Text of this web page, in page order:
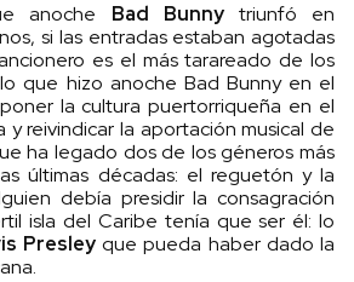
anoche Bad Bunnytriunfó en
si las entradas estaban agotadas
es el más tarareado de los
que hizo anoche Bad Bunny en el
la cultura puertorriqueña en el
y reivindicar la aportación musical de
ha legado dos de los géneros más
últimas décadas: el reguetón y la
debía presidir la consagración
isla del Caribe tenía que ser él: lo
Presleyque pueda haber dado la